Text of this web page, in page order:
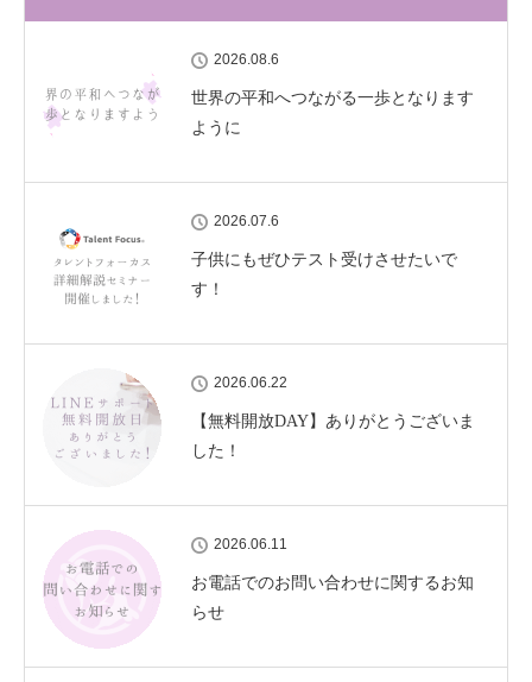
2026.08.6
世界の平和へつながる一歩となります
ように
2026.07.6
子供にもぜひテスト受けさせたいで
す！
2026.06.22
【無料開放DAY】ありがとうございま
した！
2026.06.11
お電話でのお問い合わせに関するお知
らせ